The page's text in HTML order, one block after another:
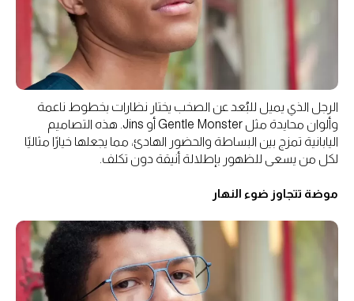
الرجل الذي يميل للبُعد عن الصخب يختار نظارات بخطوط ناعمة
وألوان محايدة مثل Gentle Monster أو Jins. هذه التصاميم
اليابانية تمزج بين البساطة والحضور الهادئ، مما يجعلها خيارًا مثاليًا
لكل من يسعى للظهور بإطلالة أنيقة دون تكلف.
موضة تتجاوز ضوء النهار